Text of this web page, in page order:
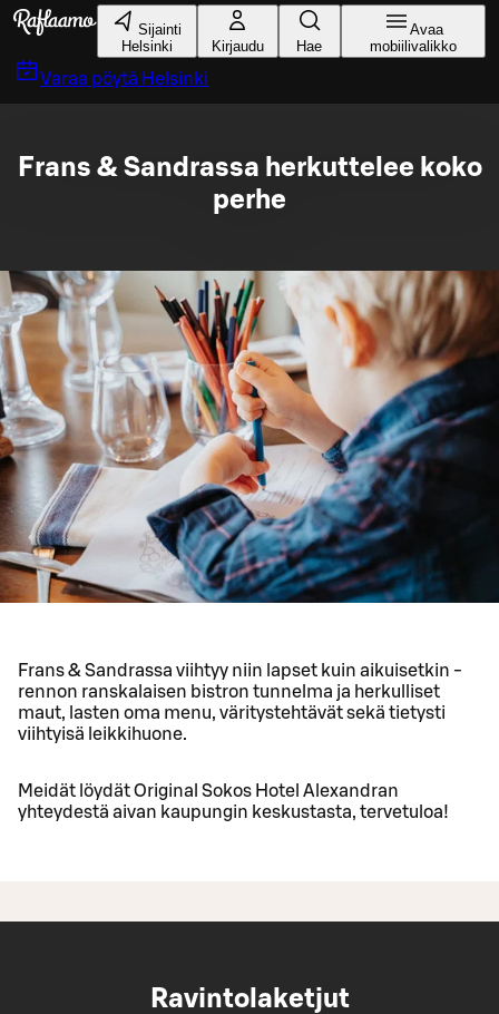
Siirry pääsisältöön
Sijainti
Helsinki
Kirjaudu Hae
Avaa
mobiilivalikko
Varaa pöytä Helsinki
Frans & Sandrassa herkuttelee koko
perhe
Frans & Sandrassa viihtyy niin lapset kuin aikuisetkin -
rennon ranskalaisen bistron tunnelma ja herkulliset
maut, lasten oma menu, väritystehtävät sekä tietysti
viihtyisä leikkihuone.
Meidät löydät Original Sokos Hotel Alexandran
yhteydestä aivan kaupungin keskustasta, tervetuloa!
Ravintolaketjut